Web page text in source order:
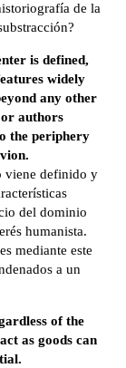
de la
is defined,
widely
any other
authors
the periphery
viene definido y
del dominio
humanista.
mediante este
a un
of the
as goods can